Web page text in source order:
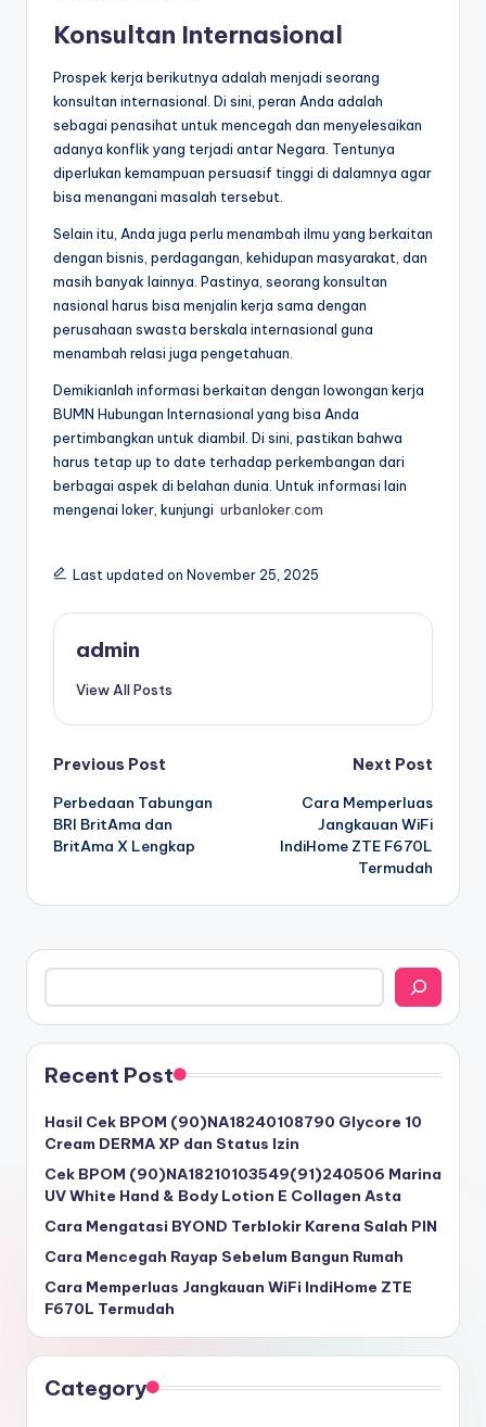
Konsultan Internasional
Prospek kerja berikutnya adalah menjadi seorang
konsultan internasional. Di sini, peran Anda adalah
sebagai penasihat untuk mencegah dan menyelesaikan
adanya konflik yang terjadi antar Negara. Tentunya
diperlukan kemampuan persuasif tinggi di dalamnya agar
bisa menangani masalah tersebut.
Selain itu, Anda juga perlu menambah ilmu yang berkaitan
dengan bisnis, perdagangan, kehidupan masyarakat, dan
masih banyak lainnya. Pastinya, seorang konsultan
nasional harus bisa menjalin kerja sama dengan
perusahaan swasta berskala internasional guna
menambah relasi juga pengetahuan.
Demikianlah informasi berkaitan dengan lowongan kerja
BUMN Hubungan Internasional yang bisa Anda
pertimbangkan untuk diambil. Di sini, pastikan bahwa
harus tetap up to date terhadap perkembangan dari
berbagai aspek di belahan dunia. Untuk informasi lain
mengenai loker, kunjungi urbanloker.com
Last updated on November 25, 2025
admin
View All Posts
Post
navigation
Previous Post
Perbedaan Tabungan
BRI BritAma dan
BritAma X Lengkap
Next Post
Cara Memperluas
Jangkauan WiFi
IndiHome ZTE F670L
Termudah
Search
Recent Post
Hasil Cek BPOM (90)NA18240108790 Glycore 10
Cream DERMA XP dan Status Izin
Cek BPOM (90)NA18210103549(91)240506 Marina
UV White Hand & Body Lotion E Collagen Asta
Cara Mengatasi BYOND Terblokir Karena Salah PIN
Cara Mencegah Rayap Sebelum Bangun Rumah
Cara Memperluas Jangkauan WiFi IndiHome ZTE
F670L Termudah
Category